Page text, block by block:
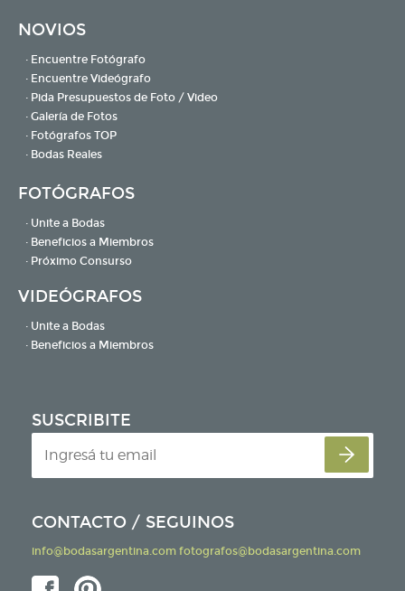
NOVIOS
· Encuentre Fotógrafo
· Encuentre Videógrafo
· Pida Presupuestos de Foto / Video
· Galería de Fotos
· Fotógrafos TOP
· Bodas Reales
FOTÓGRAFOS
· Unite a Bodas
· Beneficios a Miembros
· Próximo Consurso
VIDEÓGRAFOS
· Unite a Bodas
· Beneficios a Miembros
SUSCRIBITE
CONTACTO / SEGUINOS
info@bodasargentina.com fotografos@bodasargentina.com